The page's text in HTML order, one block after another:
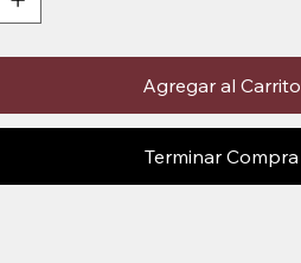
Agregar al Carrito
Terminar Compra